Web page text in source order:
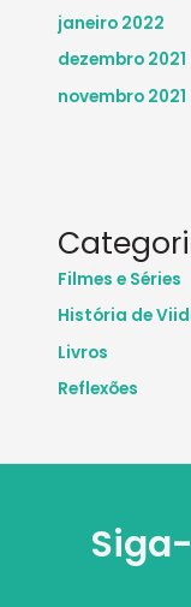
janeiro 2022
dezembro 2021
novembro 2021
Filmes e Séries
História de
Livros
Reflexões